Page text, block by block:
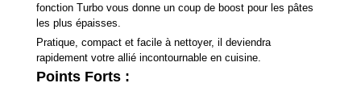
fonction Turbo vous donne un coup de boost pour les pâtes
les plus épaisses.
Pratique, compact et facile à nettoyer, il deviendra
rapidement votre allié incontournable en cuisine.
Points Forts :